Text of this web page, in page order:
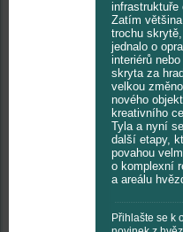
infrastruktuře
Zatím
trochu
jednalo o
interiérů
skryta za
velkou
nového
kreativního
Tyla a nyní
další etapy,
povahou
o komplexní
a areálu
Přihlašte se k